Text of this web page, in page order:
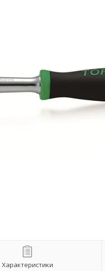
Характеристики